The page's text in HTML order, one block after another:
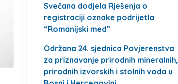
Svečana dodjela Rješenja o
registraciji oznake podrijetla
“Romanijski med”
Održana 24. sjednica Povjerenstva
za priznavanje prirodnih mineralnih,
prirodnih izvorskih i stolnih voda u